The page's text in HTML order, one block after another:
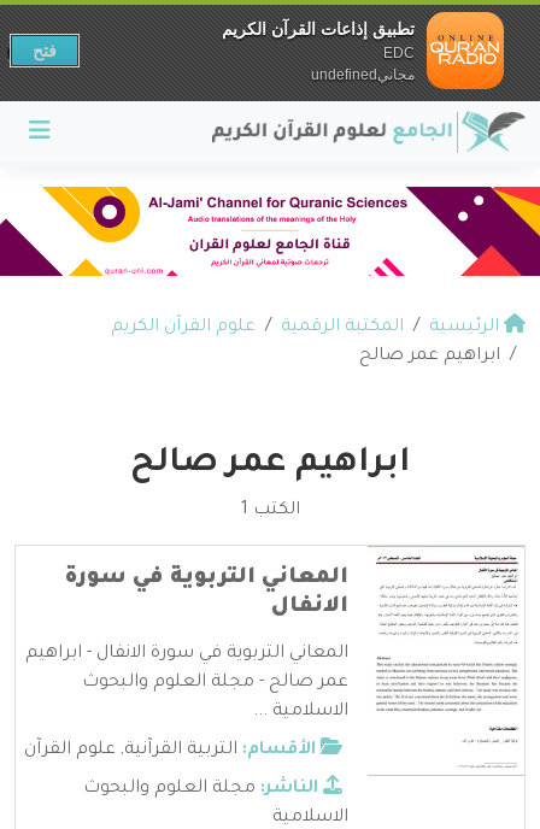
الرئيسية المكتبة الرقمية
علوم القرآن الكريم
ابراهيم عمر صالح
ابراهيم عمر صالح
الكتب 1
المعاني التربوية في سورة
الانفال
المعاني التربوية في سورة الانفال - ابراهيم
عمر صالح - مجلة العلوم والبحوث
الاسلامية ...
الأقسام: التربية القرآنية, علوم القرآن
الناشر: مجلة العلوم والبحوث
الاسلامية
تطبيق إذاعات القرآن الكريم
EDC
مجانيundefined
فتح